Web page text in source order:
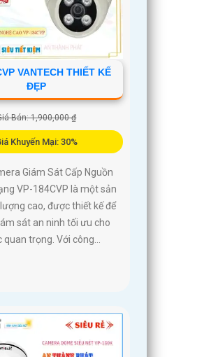
VANTECH THIẾT KẾ
ĐẸP
Bán: 1,900,000 ₫
Khuyến Mại: 30%
Giám Sát Cấp Nguồn
VP-184CVP là một sản
cao, được thiết kế để
sát an ninh tối ưu cho
trọng. Với công...